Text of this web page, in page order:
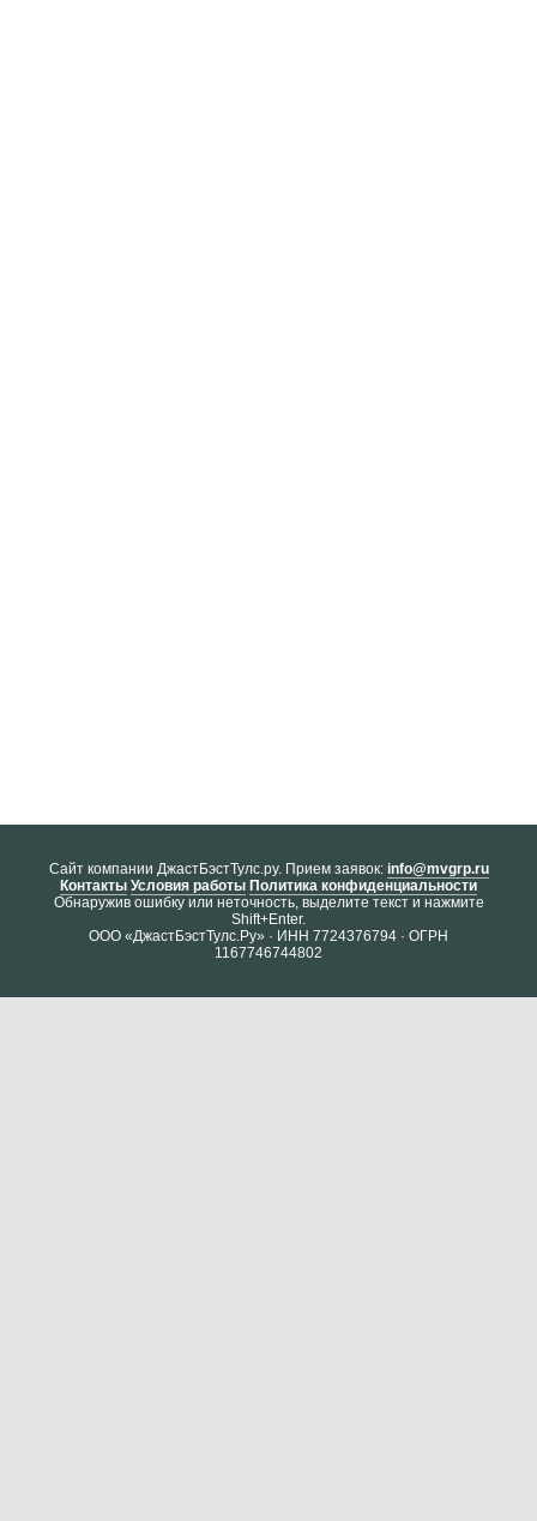
Cайт компании ДжастБэстТулс.ру. Прием заявок: info@mvgrp.ru
Контакты Условия работы Политика конфиденциальности
Обнаружив ошибку или неточность, выделите текст и нажмите
Shift+Enter.
ООО «ДжастБэстТулс.Ру» · ИНН 7724376794 · ОГРН
1167746744802